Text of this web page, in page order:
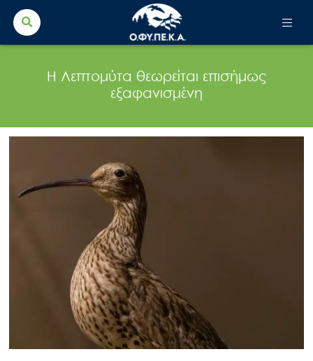
Search
for:
Η Λεπτομύτα θεωρείται επισήμως
εξαφανισμένη